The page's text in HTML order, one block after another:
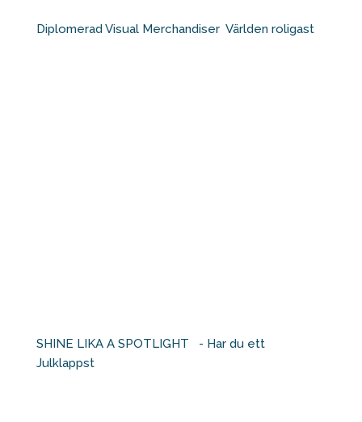
Diplomerad Visual Merchandiser⁠ ⁠ Världen roligast
SHINE LIKA A SPOTLIGHT ⁠ ⁠ - Har du ett
Julklappst